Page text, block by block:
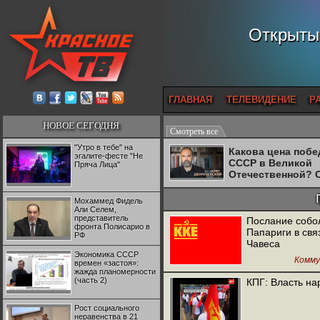
ГЛАВНАЯ ТЕЛЕВИДЕНИЕ
НОВОЕ СЕГОДНЯ
"Утро в тебе" на
эгалите-фесте "Не
Пряча Лица"
Мохаммед Фидель
Али Селем,
представитель
фронта Полисарио в
РФ
Экономика СССР
времен «застоя»:
жажда планомерности
(часть 2)
Рост социального
неравенства в 21
Смотреть все
Какова цена
СССР в Великой
Отечественной?
Двуреченский о
Послание
Папариги в
Чавеса
КПГ: Власть